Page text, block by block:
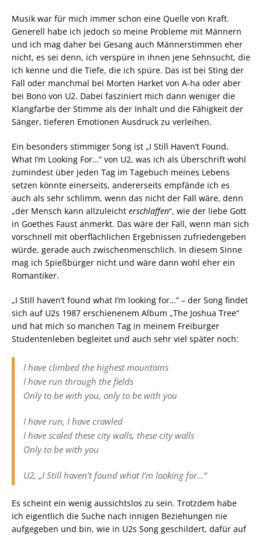
Musik war für mich immer schon eine Quelle von Kraft.
Generell habe ich jedoch so meine Probleme mit Männern
und ich mag daher bei Gesang auch Männerstimmen eher
nicht, es sei denn, ich verspüre in ihnen jene Sehnsucht, die
ich kenne und die Tiefe, die ich spüre. Das ist bei Sting der
Fall oder manchmal bei Morten Harket von A-ha oder aber
bei Bono von U2. Dabei fasziniert mich dann weniger die
Klangfarbe der Stimme als der Inhalt und die Fähigkeit der
Sänger, tieferen Emotionen Ausdruck zu verleihen.
Ein besonders stimmiger Song ist „I Still Haven’t Found,
What I’m Looking For…“ von U2, was ich als Überschrift wohl
zumindest über jeden Tag im Tagebuch meines Lebens
setzen könnte einerseits, andererseits empfände ich es
auch als sehr schlimm, wenn das nicht der Fall wäre, denn
„der Mensch kann allzuleicht erschlaffen“, wie der liebe Gott
in Goethes Faust anmerkt. Das wäre der Fall, wenn man sich
vorschnell mit oberflächlichen Ergebnissen zufriedengeben
würde, gerade auch zwischenmenschlich. In diesem Sinne
mag ich Spießbürger nicht und wäre dann wohl eher ein
Romantiker.
„I Still haven’t found what I’m looking for…“ – der Song findet
sich auf U2s 1987 erschienenem Album „The Joshua Tree“
und hat mich so manchen Tag in meinem Freiburger
Studentenleben begleitet und auch sehr viel später noch:
I have climbed the highest mountains
I have run through the fields
Only to be with you, only to be with you
I have run, I have crawled
I have scaled these city walls, these city walls
Only to be with you
U2, „I Still haven’t found what I’m looking for…“
Es scheint ein wenig aussichtslos zu sein. Trotzdem habe
ich eigentlich die Suche nach innigen Beziehungen nie
aufgegeben und bin, wie in U2s Song geschildert, dafür auf